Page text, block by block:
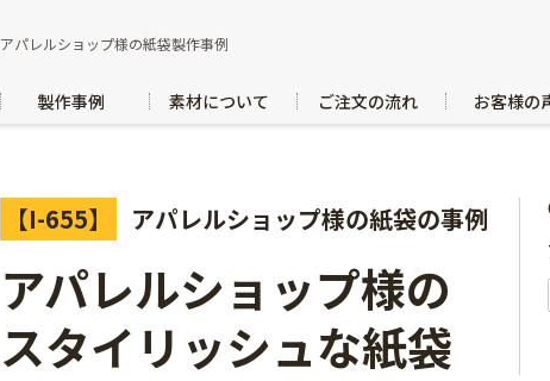
アパレルショップ様の紙袋製作事例
製作事例 素材について ご注文の流れ お客様の
【I-655】 アパレルショップ様の紙袋の事例
アパレルショップ様の
スタイリッシュな紙袋